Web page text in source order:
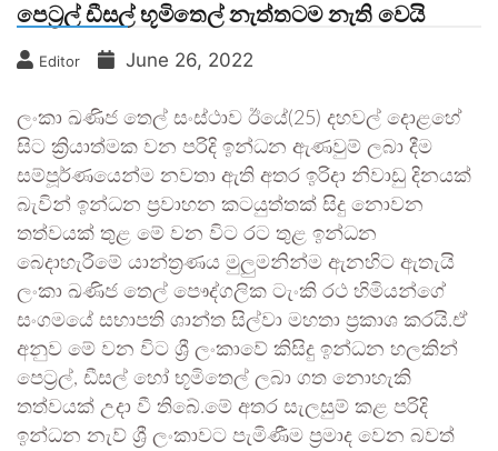
පෙට්‍රල් ඩීසල් භූමිතෙල් නැත්තටම නැති වෙයි
Editor June 26, 2022
ලංකා ඛණිජ තෙල් සංස්ථාව ඊයේ(25) දහවල් දොළහේ
සිට ක්‍රියාත්මක වන පරිදි ඉන්ධන ඇණවුම් ලබා දීම
සම්පූර්ණයෙන්ම නවතා ඇති අතර ඉරිදා නිවාඩු දිනයක්
බැවින් ඉන්ධන ප්‍රවාහන කටයුත්තක් සිදු නොවන
තත්වයක් තුළ මේ වන විට රට තුළ ඉන්ධන
බෙදාහැරීමේ යාන්ත්‍රණය මුලුමනින්ම ඇනහිට ඇතැයි
ලංකා ඛණිජ තෙල් පෞද්ගලික ටැංකි රථ හිමියන්ගේ
සංගමයේ සභාපති ශාන්ත සිල්වා මහතා ප්‍රකාශ කරයි.ඒ
අනුව මේ වන විට ශ්‍රී ලංකාවේ කිසිදු ඉන්ධන හලකින්
පෙට්‍රල්, ඩීසල් හෝ භූමිතෙල් ලබා ගත නොහැකි
තත්වයක් උදා වී තිබේ.මේ අතර සැලසුම් කළ පරිදි
ඉන්ධන නැව් ශ්‍රී ලංකාවට පැමිණීම ප්‍රමාද වෙන බවත්